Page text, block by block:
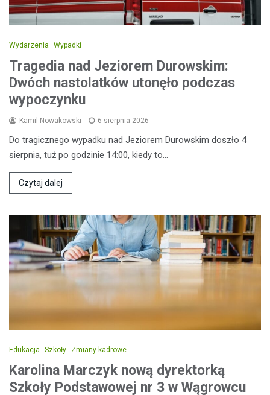
Wydarzenia Wypadki
Tragedia nad Jeziorem Durowskim:
Dwóch nastolatków utonęło podczas
wypoczynku
Kamil Nowakowski 6 sierpnia 2026
Do tragicznego wypadku nad Jeziorem Durowskim doszło 4
sierpnia, tuż po godzinie 14:00, kiedy to…
Czytaj dalej
Edukacja Szkoły Zmiany kadrowe
Karolina Marczyk nową dyrektorką
Szkoły Podstawowej nr 3 w Wągrowcu